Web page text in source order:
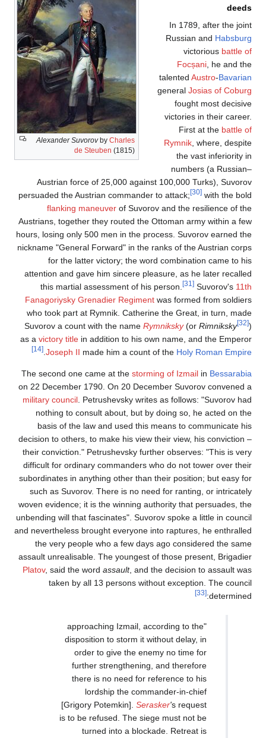
Alexander Suvorovby Charles
de Steuben (1815)
deeds
In 1789, after the joint
Russian and Habsburg
victorious battle of
Focșani , he and the
talented Austro-Bavarian
general Josias of Coburg
fought most decisive
victories in their career.
First at the battle of
Rymnik , where, despite
the vast inferiority in
numbers (a Russian–
Austrian force of 25,000 against 100,000 Turks), Suvorov
persuaded the Austrian commander to attack;
[30] with the bold
flanking maneuver of Suvorov and the resilience of the
Austrians, together they routed the Ottoman army within a few
hours, losing only 500 men in the process. Suvorov earned the
nickname "General Forward" in the ranks of the Austrian corps
for the latter victory; the word combination came to his
attention and gave him sincere pleasure, as he later recalled
this martial assessment of his person.
[31] Suvorov's 11th
Fanagoriysky Grenadier Regiment was formed from soldiers
who took part at Rymnik. Catherine the Great, in turn, made
Suvorov a count with the name Rymniksky(or Rimniksky [32])
as a victory title in addition to his own name, and the Emperor
Joseph II made him a count of the Holy Roman Empire
[14]
The second one came at the storming of Izmail in Bessarabia
on 22 December 1790. On 20 December Suvorov convened a
military council . Petrushevsky writes as follows: "Suvorov had
nothing to consult about, but by doing so, he acted on the
basis of the law and used this means to communicate his
decision to others, to make his view their view, his conviction –
their conviction." Petrushevsky further observes: "This is very
difficult for ordinary commanders who do not tower over their
subordinates in anything other than their position; but easy for
such as Suvorov. There is no need for ranting, or intricately
woven evidence; it is the winning authority that persuades, the
unbending will that fascinates". Suvorov spoke a little in council
and nevertheless brought everyone into raptures, he enthralled
the very people who a few days ago considered the same
assault unrealisable. The youngest of those present, Brigadier
Platov, said the word assault, and the decision to assault was
taken by all 13 persons without exception. The council
determined:
[33]
"approaching Izmail, according to the
disposition to storm it without delay, in
order to give the enemy no time for
further strengthening, and therefore
there is no need for reference to his
lordship the commander-in-chief
[Grigory Potemkin]. Serasker's request
is to be refused. The siege must not be
turned into a blockade. Retreat is